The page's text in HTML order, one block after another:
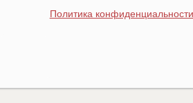
Политика конфиденциальности